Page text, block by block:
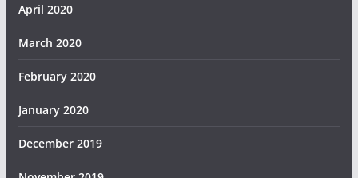
April 2020
March 2020
February 2020
January 2020
December 2019